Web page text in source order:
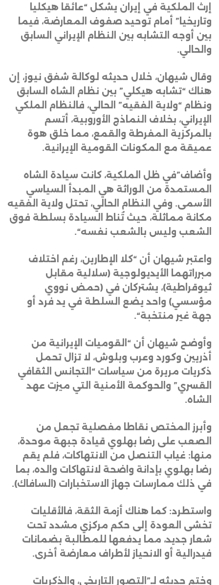
إرث الملكية في إيران يشكل “عائقا هيكليا
وتاريخيا” أمام توحيد صفوف المعارضة، فيما
بين أوجه التشابه بين النظام الإيراني السابق
والحالي.
وقال شيهان، خلال حديثه لوكالة شفق نيوز، إن
هناك “تشابه هيكلي” بين نظام الشاه السابق
ونظام “ولاية الفقيه” الحالي، فالنظام الملكي
الإيراني، بخلاف النماذج الأوروبية، أتسم
بالمركزية المفرطة والقمع، مما خلق هوة
عميقة مع المكونات القومية الإيرانية.
وأضاف”في ظل الملكية، كانت سيادة الشاه
المستمدة من الوراثة هي المبدأ السياسي
الأسمى. وفي النظام الحالي، تحتل ولاية الفقيه
مكانة مماثلة، حيث تُناط السيادة بسلطة فوق
الشعب وليس بالشعب نفسه“.
واعتبر شيهان أن “كلا الإطارين، رغم اختلاف
مبرراتهما الأيديولوجية (سلالية مقابل
ثيوقراطية)، يشتركان في (حمض نووي
مؤسسي) واحد يضع السلطة في يد فرد أو
جهة غير منتخبة“.
وأوضح شيهان أن “القوميات الإيرانية من
أذريين وكورد وعرب وبلوش، لا تزال تحمل
ذكريات مريرة من سياسات “التجانس الثقافي
القسري” والحوكمة الأمنية التي ميزت عهد
الشاه.
وأبرز المختص نقاطا مفصلية تجعل من
الصعب على رضا بهلوي قيادة جبهة موحدة،
منها: غياب التنصل من الانتهاكات، فلم يقم
رضا بهلوي بإدانة واضحة لانتهاكات والده، بما
في ذلك ممارسات جهاز الاستخبارات (السافاك).
واستطرد: كما هناك أزمة الثقة، فالأقليات
تخشى العودة إلى حكم مركزي مشدد تحت
شعار جديد، مما يدفعها للمطالبة بضمانات
فيدرالية أو الانحياز لأطراف معارضة أخرى.
وختم حديثه لـ”التصور التاريخي، والذكريات